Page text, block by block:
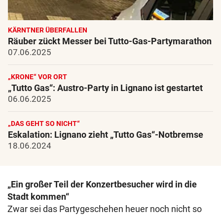
KÄRNTNER ÜBERFALLEN
Räuber zückt Messer bei Tutto-Gas-Partymarathon
07.06.2025
„KRONE“ VOR ORT
„Tutto Gas“: Austro-Party in Lignano ist gestartet
06.06.2025
„DAS GEHT SO NICHT“
Eskalation: Lignano zieht „Tutto Gas“-Notbremse
18.06.2024
„Ein großer Teil der Konzertbesucher wird in die
Stadt kommen“
Zwar sei das Partygeschehen heuer noch nicht so